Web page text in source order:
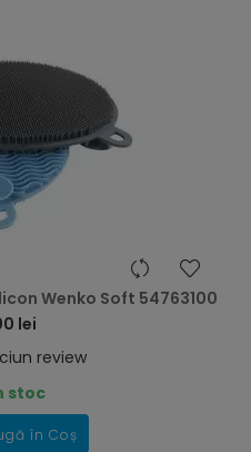
Wenko Soft 54763100
lei
review
stoc
în Coș